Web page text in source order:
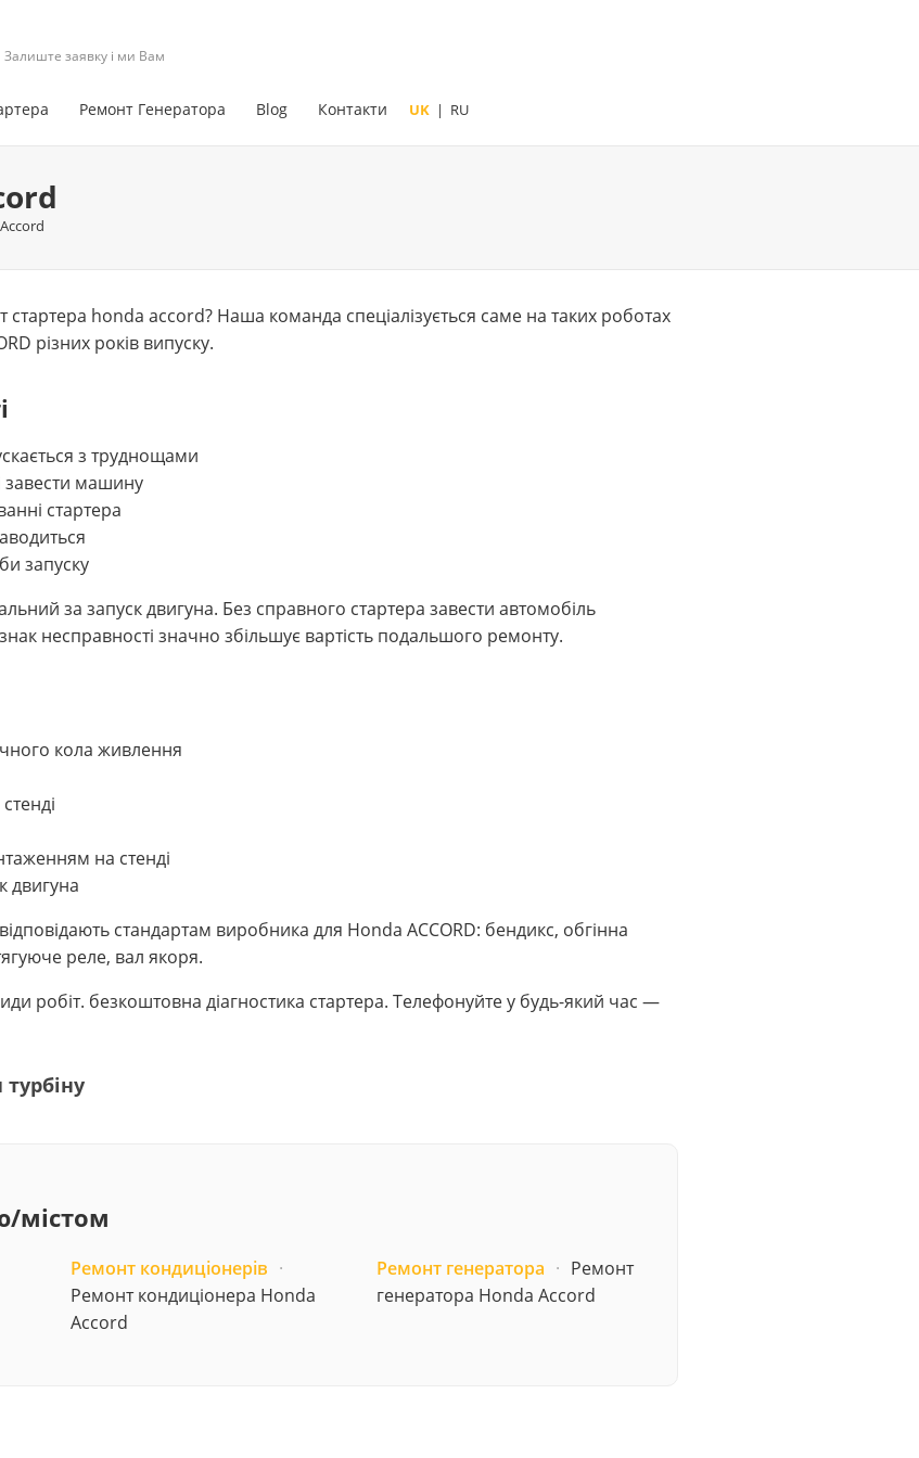
Залиште заявку і ми Вам
Ремонт Генератора Blog Контакти UK | RU
honda accord? Наша команда спеціалізується саме на таких роботах
різних років випуску.
з труднощами
завести машину
стартера
запуску
за запуск двигуна. Без справного стартера завести автомобіль
несправності значно збільшує вартість подальшого ремонту.
кола живлення
на стенді
двигуна
стандартам виробника для Honda ACCORD: бендикс, обгінна
реле, вал якоря.
робіт. безкоштовна діагностика стартера. Телефонуйте у будь-який час —
містом
Ремонт кондиціонерів ·
Ремонт кондиціонера Honda
Accord
Ремонт генератора · Ремонт
генератора Honda Accord